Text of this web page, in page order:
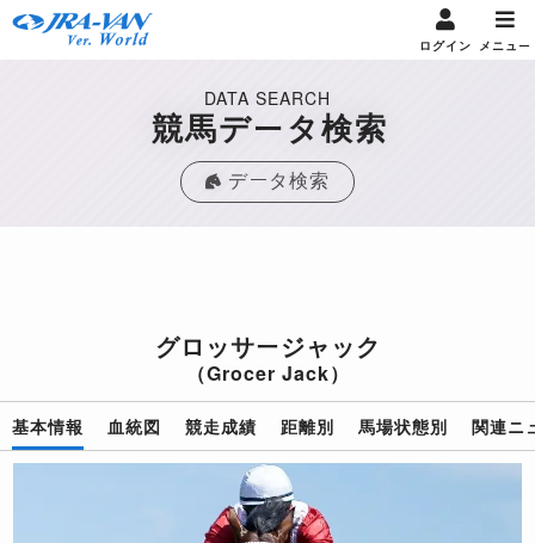
ログイン メニュー
DATA SEARCH
競馬データ検索
データ検索
グロッサージャック
（Grocer Jack）
基本情報 血統図 競走成績 距離別 馬場状態別 関連ニ